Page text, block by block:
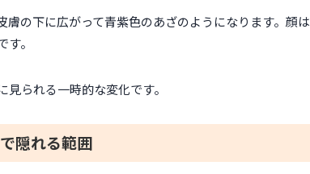
の下に広がって青紫色のあざのようになります。顔は
。
られる一時的な変化です。
隠れる範囲